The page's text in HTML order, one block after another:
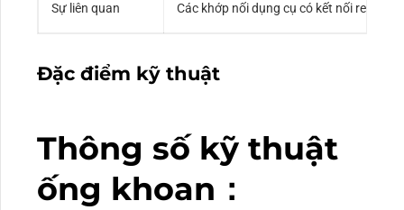
Sự liên quan Các khớp nối dụng cụ có kết nối ren
Đặc điểm kỹ thuật
Thông số kỹ thuật
ống khoan：